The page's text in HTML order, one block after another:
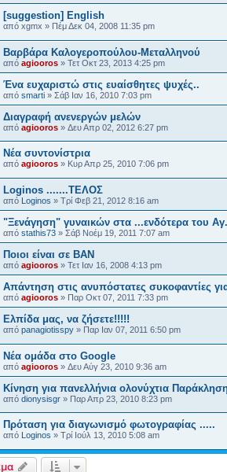
[suggestion] English
από xgmx » Πέμ Δεκ 04, 2008 11:35 pm
Βαρβάρα Καλογεροπούλου-Μεταλληνού
από agiooros » Τετ Οκτ 23, 2013 4:25 pm
Ένα ευχαριστώ στις ευαίσθητες ψυχές..
από smarti » Σάβ Ιαν 16, 2010 7:03 pm
Διαγραφή ανενεργών μελών
από agiooros » Δευ Απρ 02, 2012 6:27 pm
Νέα συντονίστρια
από agiooros » Κυρ Απρ 25, 2010 7:06 pm
Loginos .......ΤΕΛΟΣ
από Loginos » Τρί Φεβ 21, 2012 8:16 am
"Ξενάγηση" γυναικών στα ...ενδότερα του
από stathis73 » Σάβ Νοέμ 19, 2011 7:07 am
Ποιοι είναι σε BAN
από agiooros » Τετ Ιαν 16, 2008 4:13 pm
Απάντηση στις ανυπόστατες συκοφαντίες
από agiooros » Παρ Οκτ 07, 2011 7:33 pm
Ελπίδα μας, να ζήσετε!!!!!
από panagiotisspy » Παρ Ιαν 07, 2011 6:50 pm
Νέα ομάδα στο Google
από agiooros » Δευ Αύγ 23, 2010 9:36 am
Κίνηση για πανελλήνια ολονύχτια
από dionysisgr » Παρ Απρ 23, 2010 8:23 pm
Πρόταση για διαγωνισμό φωτογραφίας .....
από Loginos » Τρί Ιούλ 13, 2010 5:08 am